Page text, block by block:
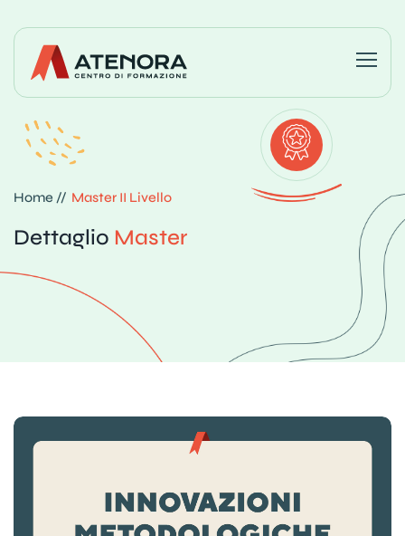
Home // Master II Livello
Dettaglio Master